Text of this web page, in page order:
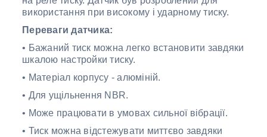
використання при високому і ударному тиску.
Переваги датчика:
• Бажаний тиск можна легко встановити завдяки
шкалою настройки тиску.
• Матеріал корпусу - алюміній.
• Для ущільнення NBR.
• Може працювати в умовах сильної вібрації.
• Тиск можна відстежувати миттєво завдяки